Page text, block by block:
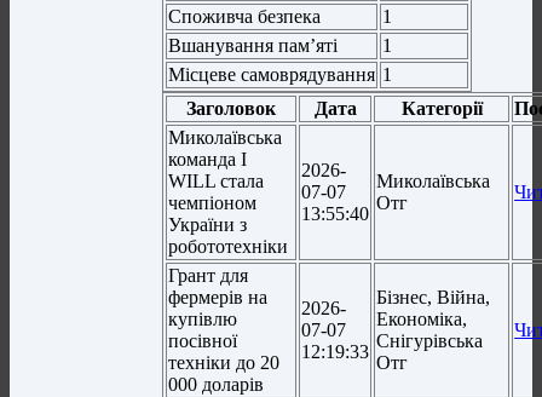
Споживча безпека
1
Вшанування пам’яті
1
Місцеве самоврядування 1
Заголовок
Дата Категорії
Миколаївська
команда I
WILL стала
чемпіоном
України з
робототехніки
2026-
07-07
13:55:40
Миколаївська
Отг
Грант для
фермерів на
купівлю
посівної
техніки до 20
000 доларів
2026-
07-07
12:19:33
Бізнес, Війна,
Економіка,
Снігурівська
Отг